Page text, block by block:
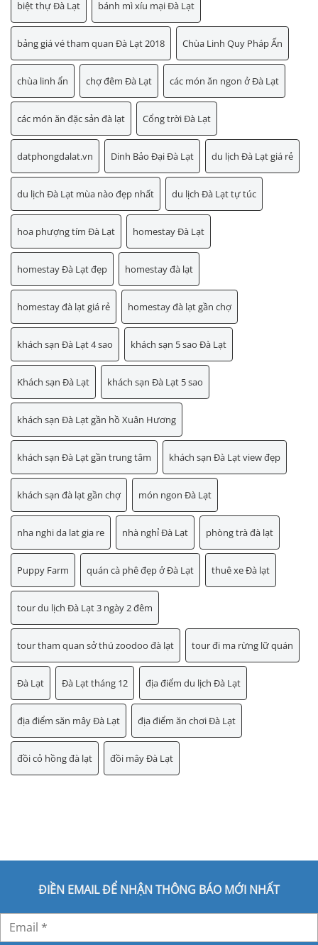
biệt thự Đà Lạt bánh mì xíu mại Đà Lạt
bảng giá vé tham quan Đà Lạt 2018 Chùa Linh Quy Pháp Ấn
chùa linh ẩn chợ đêm Đà Lạt các món ăn ngon ở Đà Lạt
các món ăn đặc sản đà lạt Cổng trời Đà Lạt
datphongdalat.vn Dinh Bảo Đại Đà Lạt du lịch Đà Lạt giá rẻ
du lịch Đà Lạt mùa nào đẹp nhất du lịch Đà Lạt tự túc
hoa phượng tím Đà Lạt homestay Đà Lạt
homestay Đà Lạt đẹp homestay đà lạt
homestay đà lạt giá rẻ homestay đà lạt gần chợ
khách sạn Đà Lạt 4 sao khách sạn 5 sao Đà Lạt
Khách sạn Đà Lạt khách sạn Đà Lạt 5 sao
khách sạn Đà Lạt gần hồ Xuân Hương
khách sạn Đà Lạt gần trung tâm khách sạn Đà Lạt view đẹp
khách sạn đà lạt gần chợ món ngon Đà Lạt
nha nghi da lat gia re nhà nghỉ Đà Lạt phòng trà đà lạt
Puppy Farm quán cà phê đẹp ở Đà Lạt thuê xe Đà lạt
tour du lịch Đà Lạt 3 ngày 2 đêm
tour tham quan sở thú zoodoo đà lạt tour đi ma rừng lữ quán
Đà Lạt Đà Lạt tháng 12 địa điểm du lịch Đà Lạt
địa điểm săn mây Đà Lạt địa điểm ăn chơi Đà Lạt
đồi cỏ hồng đà lạt đồi mây Đà Lạt
ĐIỀN EMAIL ĐỂ NHẬN THÔNG BÁO MỚI NHẤT